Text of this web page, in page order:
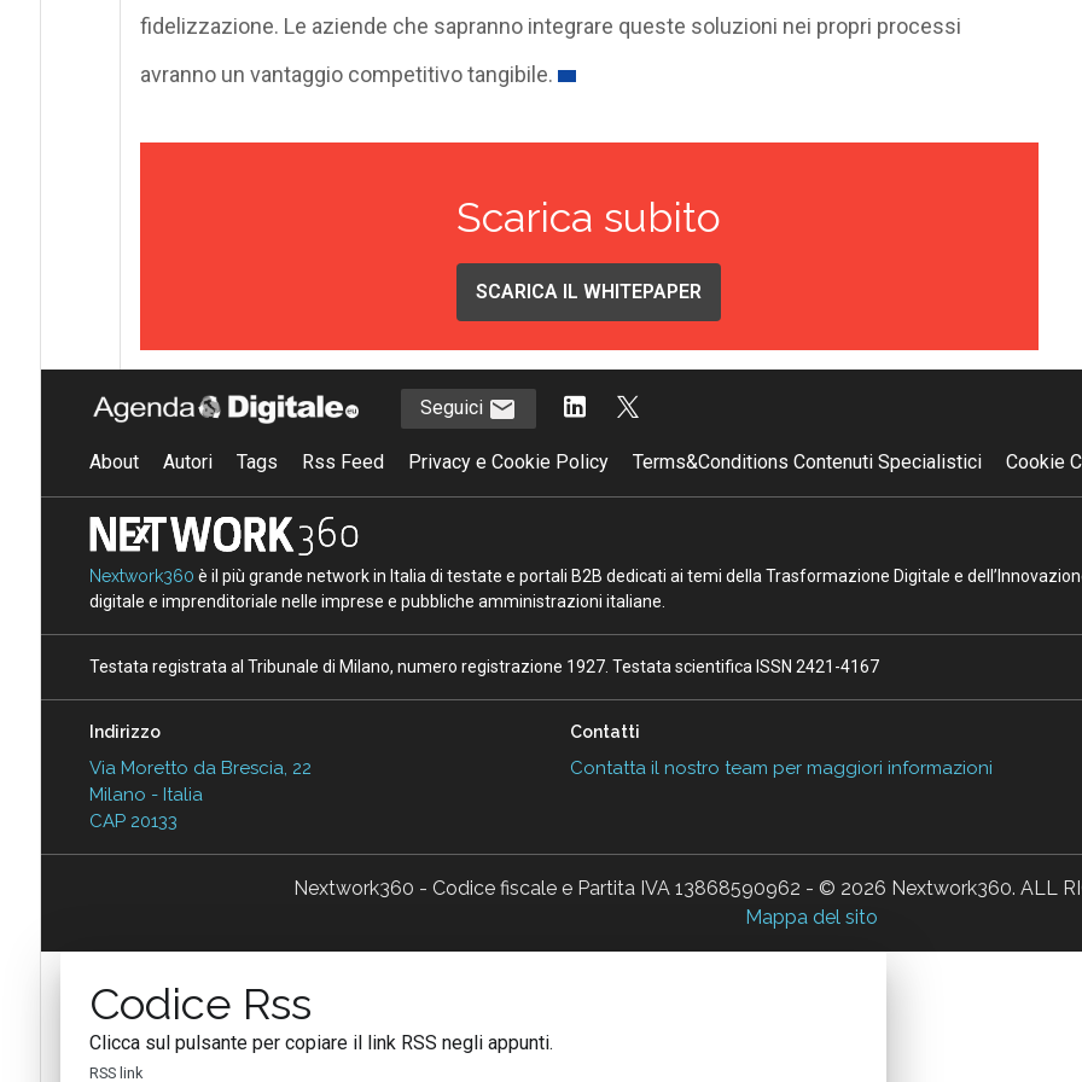
fidelizzazione. Le aziende che sapranno integrare queste soluzioni nei propri processi
avranno un vantaggio competitivo tangibile.
Scarica subito
SCARICA IL WHITEPAPER
Seguici
About Autori Tags Rss Feed Privacy e Cookie Policy Terms&Conditions Contenuti Specialistici Cookie
Nextwork360 è il più grande network in Italia di testate e portali B2B dedicati ai temi della Trasformazione Digitale e
digitale e imprenditoriale nelle imprese e pubbliche amministrazioni italiane.
Testata registrata al Tribunale di Milano, numero registrazione 1927. Testata scientifica ISSN 2421-4167
Indirizzo
Via Moretto da Brescia, 22
Milano - Italia
CAP 20133
Contatti
Contatta il nostro team per maggiori informazioni
Nextwork360 - Codice fiscale e Partita IVA 13868590962 - © 2026 Nextwork360. ALL
Mappa del sito
Codice Rss
Clicca sul pulsante per copiare il link RSS negli appunti.
RSS link